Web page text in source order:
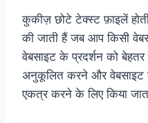
कुकीज़ छोटे टेक्स्ट फ़ाइलें
की जाती हैं जब आप किसी
वेबसाइट के प्रदर्शन को
अनुकूलित करने और वेबसाइट
एकत्र करने के लिए किया